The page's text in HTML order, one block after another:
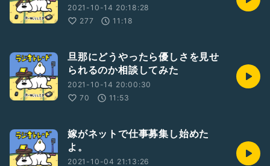
2021-10-14 20:18:28
277
11:18
旦那にどうやったら優しさを見せ
られるのか相談してみた
2021-10-14 20:00:30
70
11:53
嫁がネットで仕事募集し始めた
よ。
2021-10-04 21:13:26